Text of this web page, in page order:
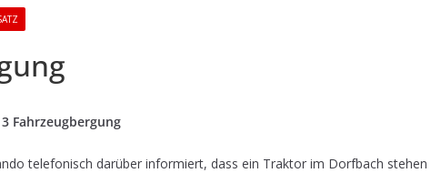
3 Fahrzeugbergung
telefonisch darüber informiert, dass ein Traktor im Dorfbach stehen